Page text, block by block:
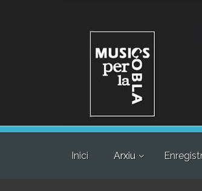
Inici Arxiu